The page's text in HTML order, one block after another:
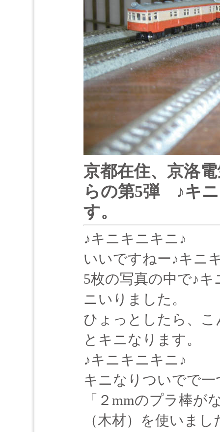
京都在住、京洛
らの第5弾 ♪キ
す。
♪キニキニキニ♪
いいですねー♪キニ
5枚の写真の中で♪
ニいりました。
ひょっとしたら、
とキニなります。
♪キニキニキニ♪
キニなりついでで
「２mmのプラ棒が
（木材）を使いまし